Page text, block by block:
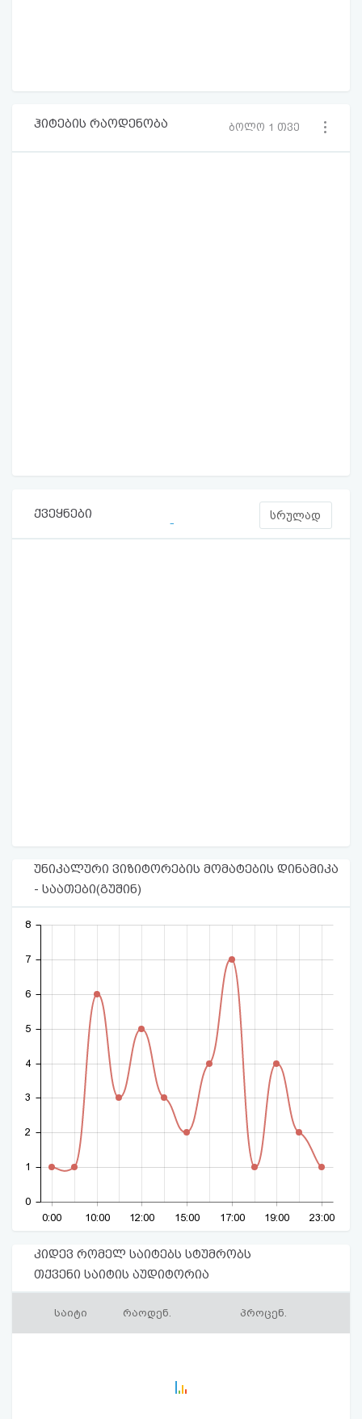
ჰიტების რაოდენობა ბოლო 1 თვე
ქვეყნები სრულად
უნიკალური ვიზიტორების მომატების დინამიკა
- საათები(გუშინ)
0:00 10:00 12:00 15:00 17:00 19:00 23:00
0
1
2
3
4
5
6
7
8
კიდევ რომელ საიტებს სტუმრობს
თქვენი საიტის აუდიტორია
საიტი რაოდენ. პროცენ.